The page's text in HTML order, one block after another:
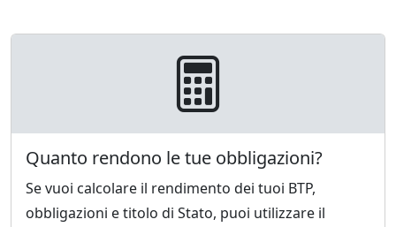
Quanto rendono le tue obbligazioni?
Se vuoi calcolare il rendimento dei tuoi BTP,
obbligazioni e titolo di Stato, puoi utilizzare il